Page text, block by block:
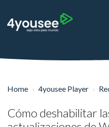
Home 4yousee Player
Cómo deshabilitar